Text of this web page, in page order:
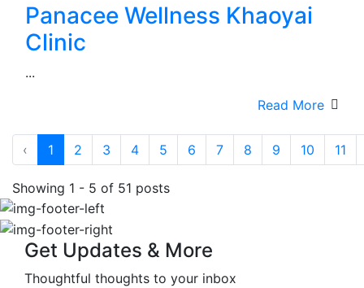
Panacee Wellness Khaoyai
Clinic
...
Read More
‹ 1 2 3 4 5 6 7 8 9 10 11
Showing 1 - 5 of 51 posts
Get Updates & More
Thoughtful thoughts to your inbox